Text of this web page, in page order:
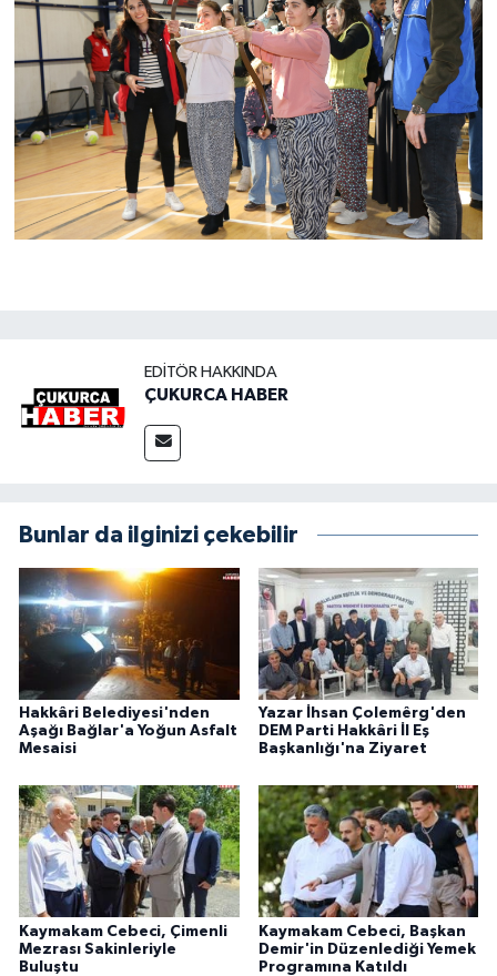
EDITÖR HAKKINDA
ÇUKURCA HABER
Bunlar da ilginizi çekebilir
Hakkâri Belediyesi'nden
Aşağı Bağlar'a Yoğun Asfalt
Mesaisi
Yazar İhsan Çolemêrg'den
DEM Parti Hakkâri İl Eş
Başkanlığı'na Ziyaret
Kaymakam Cebeci, Çimenli
Mezrası Sakinleriyle
Buluştu
Kaymakam Cebeci, Başkan
Demir'in Düzenlediği Yemek
Programına Katıldı